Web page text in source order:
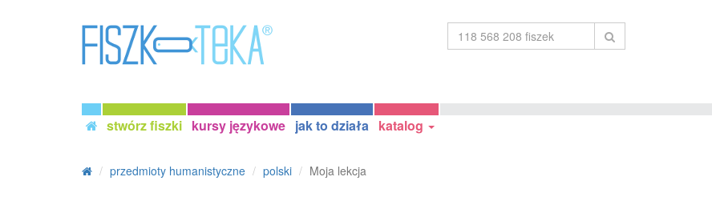
stwórz fiszki kursy językowe jak to działa katalog
przedmioty humanistyczne polski Moja lekcja